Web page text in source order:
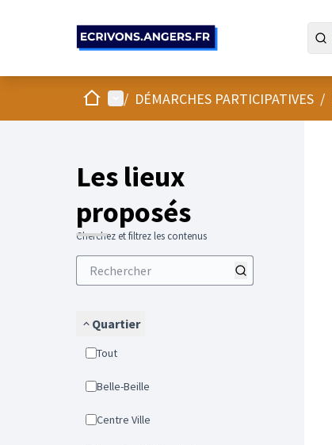
AccueilMenu principal
/ DÉMARCHES PARTICIPATIVES /
Les lieux
proposés
Cherchez et filtrez les contenus
Quartier
Tout
Belle-Beille
Centre Ville